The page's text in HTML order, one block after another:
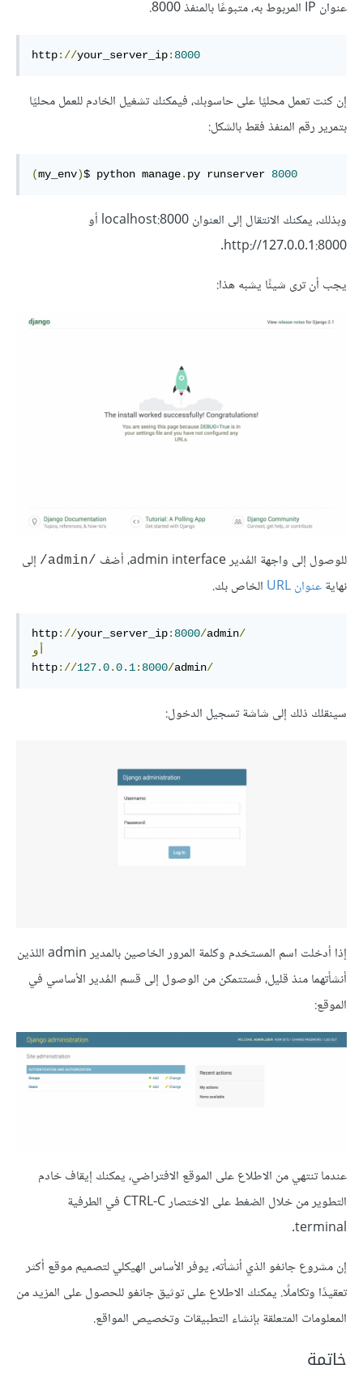
عنوان IP المربوط به، متبوعًا بالمنفذ 8000.
http://your_server_ip: 8000
إن كنت تعمل محليًا على حاسوبك، فيمكنك تشغيل الخادم للعمل محليًا
بتمرير رقم المنفذ فقط بالشكل:
(my_env)$ python manage. py runserver 8000
وبذلك، يمكنك الانتقال إلى العنوان localhost:8000 أو
http://127.0.0.1:8000.
يجب أن ترى شيئًا يشبه هذا:
للوصول إلى واجهة المُدير admin interface، أضف /admin/
إلى
نهايةعنوان URL الخاص بك.
http://your_server_ip: 8000/admin/
أو
http://127.0.0.1: 8000/admin/
سينقلك ذلك إلى شاشة تسجيل الدخول:
إذا أدخلت اسم المستخدم وكلمة المرور الخاصين بالمدير admin اللذين
أنشأتهما منذ قليل، فستتمكن من الوصول إلى قسم المُدير الأساسي في
الموقع:
عندما تنتهي من الاطلاع على الموقع الافتراضي، يمكنك إيقاف خادم
التطوير من خلال الضغط على الاختصار CTRL-C في الطرفية
terminal.
إن مشروع جانغو الذي أنشأته، يوفر الأساس الهيكلي لتصميم موقع أكثر
تعقيدًا وتكاملًا. يمكنك الاطلاع على توثيق جانغو للحصول على المزيد من
المعلومات المتعلقة بإنشاء التطبيقات وتخصيص المواقع.
خاتمة